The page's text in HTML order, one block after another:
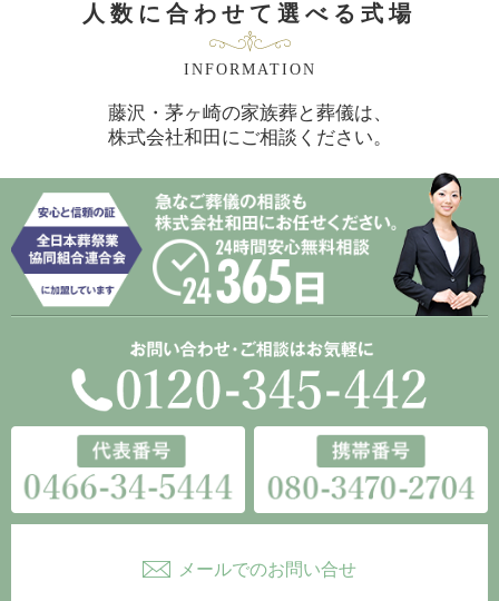
人数に合わせて選べる式場
INFORMATION
藤沢・茅ヶ崎の家族葬と葬儀は、
株式会社和田にご相談ください。
メールでのお問い合せ